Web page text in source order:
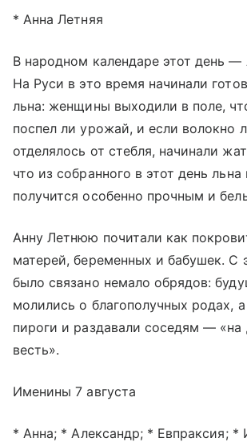
* Анна Летняя
В народном календаре этот день —
На Руси в это время начинали
льна: женщины выходили в поле,
поспел ли урожай, и если волокно
отделялось от стебля, начинали
что из собранного в этот день льна
получится особенно прочным и
Анну Летнюю почитали как
матерей, беременных и бабушек. С
было связано немало обрядов:
молились о благополучных родах,
пироги и раздавали соседям —
весть».
Именины 7 августа
* Анна; * Александр; * Евпраксия; *